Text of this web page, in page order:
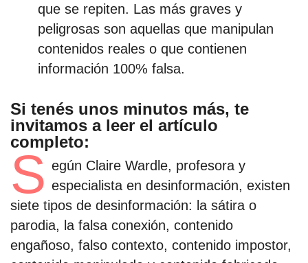
por formato
timeline
chequeo
descargables
el surti
acerca
que se repiten. Las más graves y
peligrosas son aquellas que manipulan
contenidos reales o que contienen
información 100% falsa.
Si tenés unos minutos más, te
invitamos a leer el artículo
completo:
S egún Claire Wardle, profesora y
especialista en desinformación, existen
siete tipos de desinformación: la sátira o
parodia, la falsa conexión, contenido
engañoso, falso contexto, contenido impostor,